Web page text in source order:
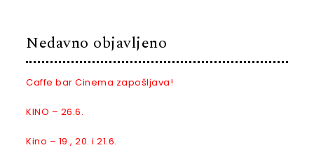
Nedavno objavljeno
Caffe bar Cinema zapošljava!
KINO – 26.6.
Kino – 19., 20. i 21.6.